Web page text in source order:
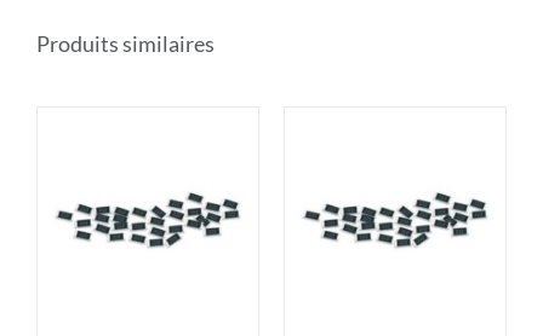
Produits similaires
AJOUTER AU PANIER
/
DÉTAILS